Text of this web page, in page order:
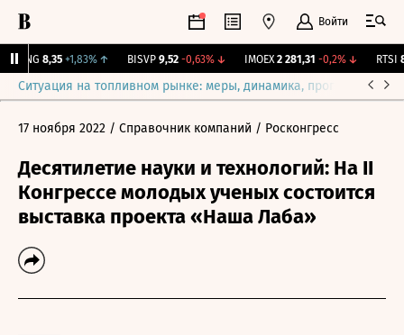
Войти
BLNG 8,35 +1,83%↑ BISVP 9,52 -0,63%↓ IMOEX 2 281,31 -0,2%↓ RTSI
Ситуация на топливном рынке: меры, динамика, прогнозы
17 ноября 2022 / Справочник компаний / Росконгресс
Десятилетие науки и технологий: На II
Конгрессе молодых ученых состоится
выставка проекта «Наша Лаба»